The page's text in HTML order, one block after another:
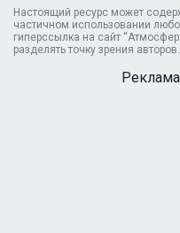
Настоящий ресурс может
частичном использовании
гиперссылка на сайт
разделять точку зрения авторов.
Реклама